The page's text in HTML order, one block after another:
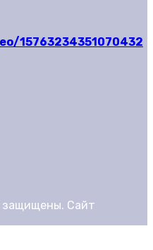
15763234351070432
защищены. Сайт